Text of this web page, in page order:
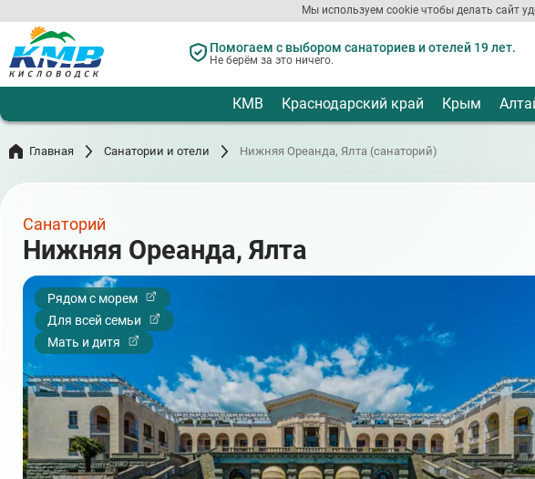
Мы используем cookie чтобы делать сайт
к
основному
содержанию
Помогаем с выбором санаториев и отелей 19 лет.
Не берём за это ничего.
КМВ Краснодарский край Крым
Главная Санатории и отели Нижняя Ореанда, Ялта (санаторий)
Санаторий
Нижняя Ореанда, Ялта
Рядом с морем
Для всей семьи
Мать и дитя